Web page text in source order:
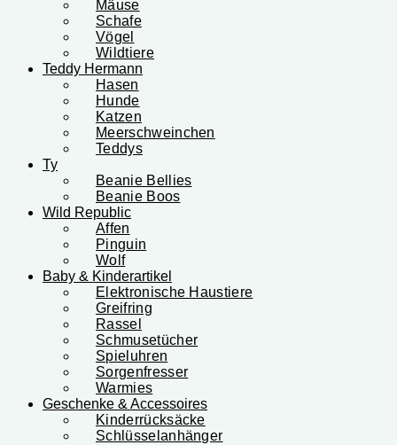
Mäuse
Schafe
Vögel
Wildtiere
Teddy Hermann
Hasen
Hunde
Katzen
Meerschweinchen
Teddys
Ty
Beanie Bellies
Beanie Boos
Wild Republic
Affen
Pinguin
Wolf
Baby & Kinderartikel
Elektronische Haustiere
Greifring
Rassel
Schmusetücher
Spieluhren
Sorgenfresser
Warmies
Geschenke & Accessoires
Kinderrücksäcke
Schlüsselanhänger